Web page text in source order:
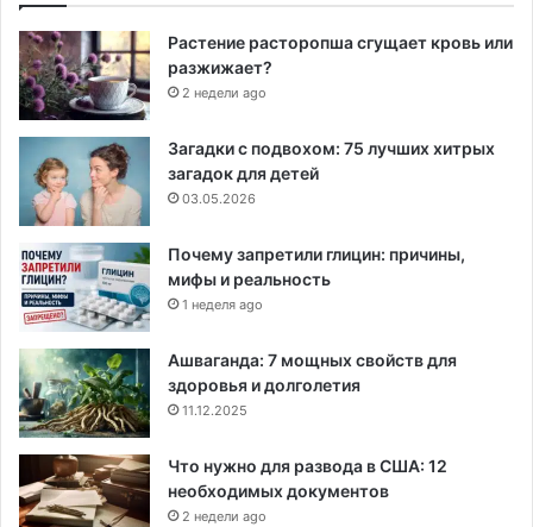
Растение расторопша сгущает кровь или
разжижает?
2 недели ago
Загадки с подвохом: 75 лучших хитрых
загадок для детей
03.05.2026
Почему запретили глицин: причины,
мифы и реальность
1 неделя ago
Ашваганда: 7 мощных свойств для
здоровья и долголетия
11.12.2025
Что нужно для развода в США: 12
необходимых документов
2 недели ago